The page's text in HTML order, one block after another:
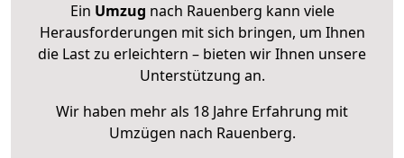
Ein Umzug nach Rauenberg kann viele
Herausforderungen mit sich bringen, um Ihnen
die Last zu erleichtern – bieten wir Ihnen unsere
Unterstützung an.
Wir haben mehr als 18 Jahre Erfahrung mit
Umzügen nach Rauenberg.